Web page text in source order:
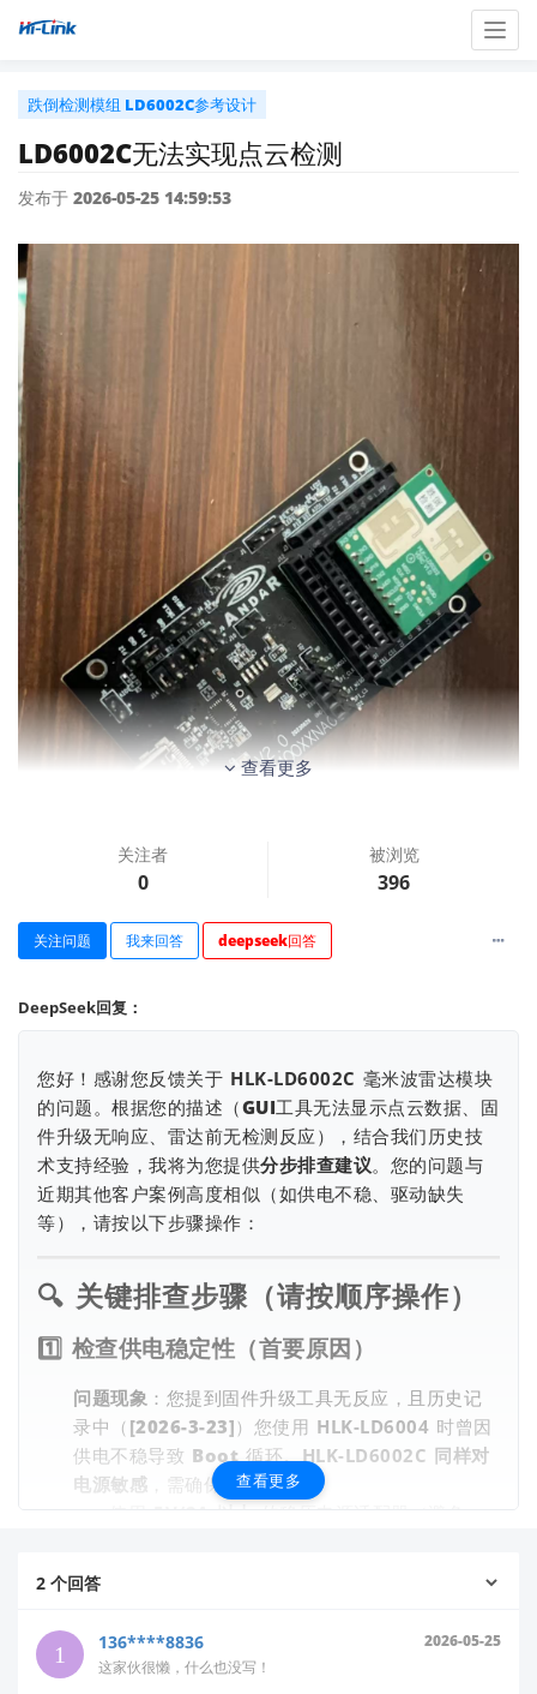
跌倒检测模组 LD6002C参考设计
LD6002C无法实现点云检测
发布于 2026-05-25 14:59:53
初始都没改，在GUI工具里看不到点云数据，发送请求也没有回
复，而且固件升级的工具也试过没反应。在雷达前走动或者安
装在高处也没有检测到人体的反应。
查看更多
关注者
0
被浏览
396
关注问题 我来回答 deepseek回答
DeepSeek回复：
您好！感谢您反馈关于 HLK-LD6002C 毫米波雷达模块
的问题。根据您的描述（GUI工具无法显示点云数据、固
件升级无响应、雷达前无检测反应），结合我们历史技
术支持经验，我将为您提供分步排查建议。您的问题与
近期其他客户案例高度相似（如供电不稳、驱动缺失
等），请按以下步骤操作：
🔍 关键排查步骤（请按顺序操作）
1️⃣ 检查供电稳定性（首要原因）
问题现象 ：您提到固件升级工具无反应，且历史记
录中（[2026-3-23]）您使用 HLK-LD6004 时曾因
供电不稳导致 Boot 循环。HLK-LD6002C 同样对
电源敏感 ，需确保：
操作验证
：用万用表测量雷达 VCC 引脚电压，
查看更多
2 个回答
136****8836
2026-05-25
这家伙很懒，什么也没写！